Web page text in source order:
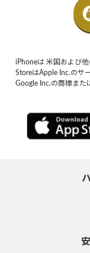
iPhoneは 米国および
StoreはApple Inc.のサ
Google Inc.の商標また